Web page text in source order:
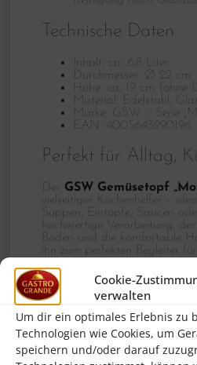
Cookie-
verwalten
Um dir ein optimales Erlebnis zu
Technologien wie Cookies, um
speichern und/oder darauf
Technische Daten
Inhalt: ca. 6,8 Liter
Durchmesser: Ø 22 cm
Höhe: ca. 19 cm (ohne
Material: Edelstahl,
Marke: GSW – Serie
EAN: 4005643990196
Perfekt für Alltag,
Der GSW Gemüsetopf
vielseitiger Küchenhelfer –
Suppen, Eintöpfe, Saucen
hochwertige Verarbeitung,
Boden und die komfortable
ihn zum perfekten Begleiter
Jetzt bestellenund mit
kochen!